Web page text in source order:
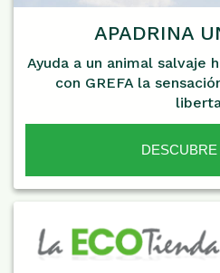
APADRINA
Ayuda a un animal salvaje
con GREFA la